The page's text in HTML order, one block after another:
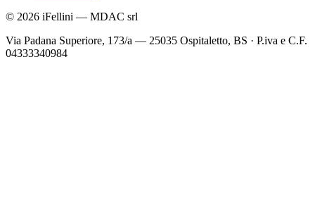
© 2026 iFellini — MDAC srl
Via Padana Superiore, 173/a — 25035 Ospitaletto, BS · P.iva e C.F.
04333340984